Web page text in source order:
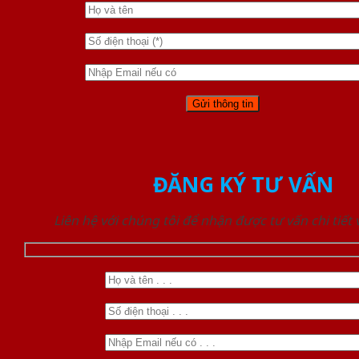
ĐĂNG KÝ TƯ VẤN
Liên hệ với chúng tôi để nhận được tư vấn chi tiết